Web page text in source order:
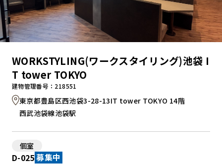
WORKSTYLING(ワークスタイリング)池袋 I
T tower TOKYO
建物管理番号：218551
東京都豊島区西池袋3-28-13IT tower TOKYO 14階
西武池袋線池袋駅
個室
D-025 募集中